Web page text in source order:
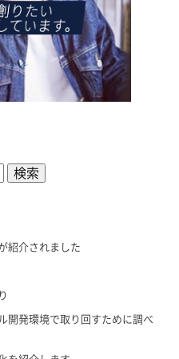
紹介されました
開発環境で取り回すために調べ